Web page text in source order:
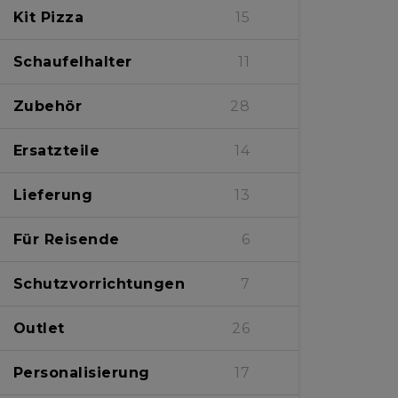
Petite Schaufel 8
Kit Pizza 15
Schaufelhalter 11
Zubehör 28
Ersatzteile 14
Lieferung 13
Für Reisende 6
Schutzvorrichtungen 7
Outlet 26
Personalisierung 17